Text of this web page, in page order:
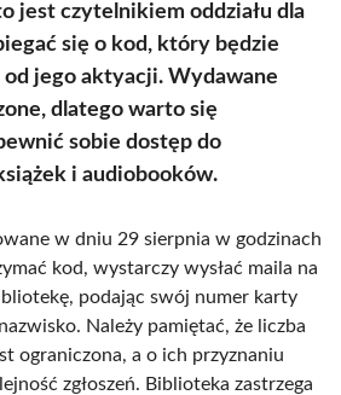
jest czytelnikiem oddziału dla
się o kod, który będzie
od jego aktyacji. Wydawane
dlatego warto się
sobie dostęp do
i audiobooków.
w dniu 29 sierpnia w godzinach
kod, wystarczy wysłać maila na
podając swój numer karty
Należy pamiętać, że liczba
ograniczona, a o ich przyznaniu
zgłoszeń. Biblioteka zastrzega